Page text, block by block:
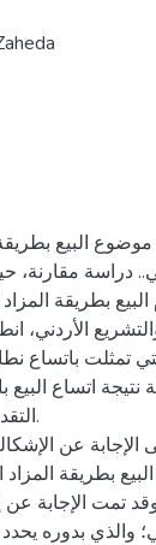
البيع
دراسة مقارنة،
بطريقة
الأردني،
تمثلت باتساع
اتساع البيع
عن
بطريقة المزاد
تمت الإجابة عن
والذي بدوره